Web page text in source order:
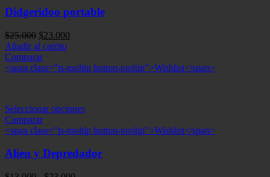
Didgeridoo portable
$25.000 El
precio
original
era:
$23.000
es:
Añadir al carrito
Comparar
<span class="ts-tooltip button-tooltip">Wishlist</span>
Seleccionar opciones
Comparar
<span class="ts-tooltip button-tooltip">Wishlist</span>
Alien y Depredador